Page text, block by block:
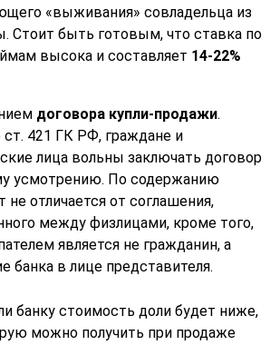
«выживания» совладельца из
Стоит быть готовым, что ставка по
высока и составляет 14-22%
договора купли-продажи.
ст. 421 ГК РФ, граждане и
лица вольны заключать договор
усмотрению. По содержанию
не отличается от соглашения,
между физлицами, кроме того,
является не гражданин, а
банка в лице представителя.
банку стоимость доли будет ниже,
можно получить при продаже